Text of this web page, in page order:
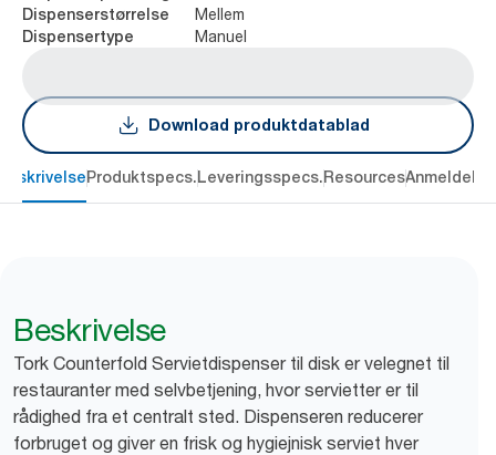
Dispenserstørrelse Mellem
Dispensertype Manuel
Download produktdatablad
Produktspecs.Leveringsspecs.Resources
Beskrivelse
Tork Counterfold Servietdispenser til disk er velegnet til
restauranter med selvbetjening, hvor servietter er til
rådighed fra et centralt sted. Dispenseren reducerer
forbruget og giver en frisk og hygiejnisk serviet hver